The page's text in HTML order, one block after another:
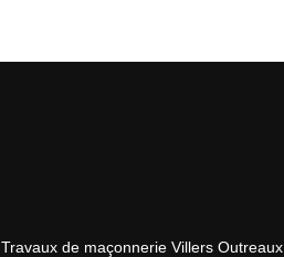
Travaux de maçonnerie Villers Outreaux